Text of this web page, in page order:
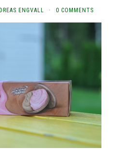
ENGVALL · 0 COMMENTS